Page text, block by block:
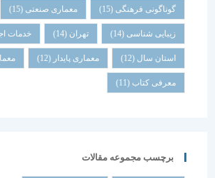
گوناگونی فرهنگی (15) معماری صنعتی(15)
زیبایی شناسی (14) تهران خدمات اجتماعی
استان سال(12) معماری پایدار (12) معماری
معرفی کتاب(11)
برچسب مجموعه مقالات